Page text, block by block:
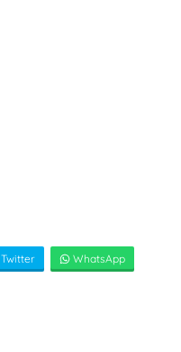
Twitter WhatsApp